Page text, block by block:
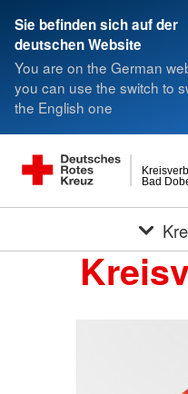
Sie befinden sich auf der
deutschen Website
You are on the German
you can use the switch to
the English one
Bad